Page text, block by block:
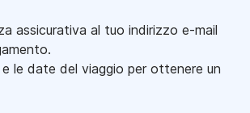
assicurativa al tuo indirizzo e-mail
le date del viaggio per ottenere un